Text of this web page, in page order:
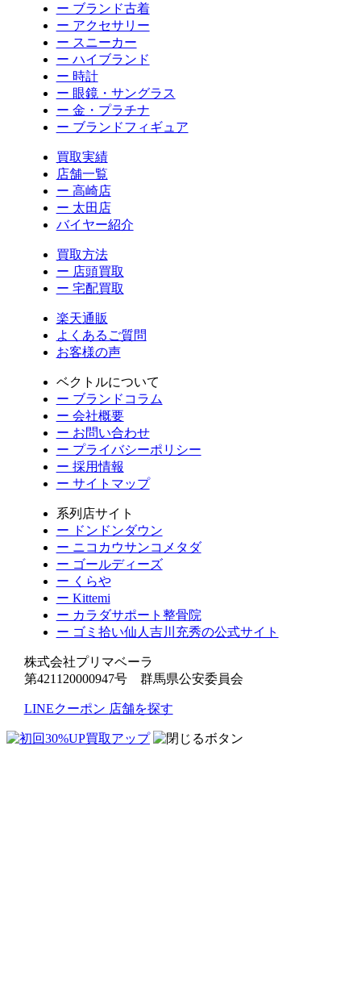
ー ブランド古着
ー アクセサリー
ー スニーカー
ー ハイブランド
ー 時計
ー 眼鏡・サングラス
ー 金・プラチナ
ー ブランドフィギュア
買取実績
店舗一覧
ー 高崎店
ー 太田店
バイヤー紹介
買取方法
ー 店頭買取
ー 宅配買取
楽天通販
よくあるご質問
お客様の声
ベクトルについて
ー ブランドコラム
ー 会社概要
ー お問い合わせ
ー プライバシーポリシー
ー 採用情報
ー サイトマップ
系列店サイト
ー ドンドンダウン
ー ニコカウサンコメタダ
ー ゴールディーズ
ー くらや
ー Kittemi
ー カラダサポート整骨院
ー ゴミ拾い仙人吉川充秀の公式サイト
株式会社プリマベーラ
第421120000947号 群馬県公安委員会
LINEクーポン 店舗を探す